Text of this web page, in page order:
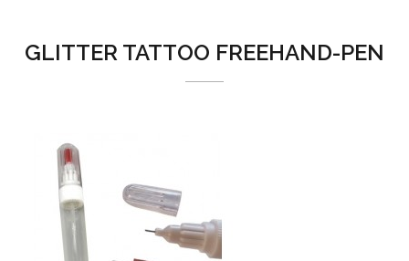
GLITTER TATTOO FREEHAND-PEN